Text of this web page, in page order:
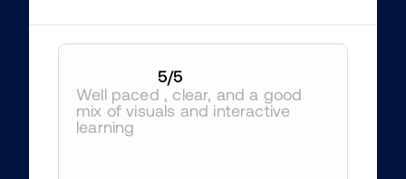
5/5
Well paced , clear, and a good
mix of visuals and interactive
learning